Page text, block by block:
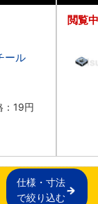
ール
19円
閲覧
仕様・寸法
で絞り込む